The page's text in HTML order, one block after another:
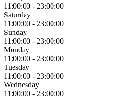
11:00:00 - 23:00:00
Saturday
11:00:00 - 23:00:00
Sunday
11:00:00 - 23:00:00
Monday
11:00:00 - 23:00:00
Tuesday
11:00:00 - 23:00:00
Wednesday
11:00:00 - 23:00:00